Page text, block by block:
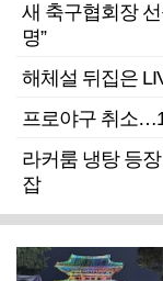
새 축구협회장
명”
해체설 뒤집은
프로야구 취소
라커룸 냉탕 등
잡